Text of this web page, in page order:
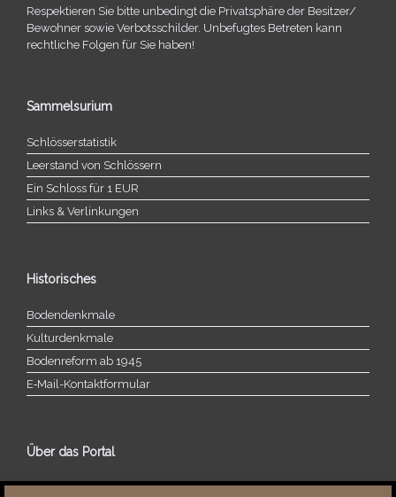
Respektieren Sie bitte unbe­dingt die Privatsphäre der Besitzer/​
Bewohner sowie Verbotsschilder. Unbefugtes Betreten kann
recht­li­che Folgen für Sie haben!
Sammelsurium
Schlösserstatistik
Leerstand von Schlössern
Ein Schloss für 1 EUR
Links & Verlinkungen
Historisches
Bodendenkmale
Kulturdenkmale
Bodenreform ab 1945
E‑Mail-​​Kontaktformular
Über das Portal
Über dieses Portal